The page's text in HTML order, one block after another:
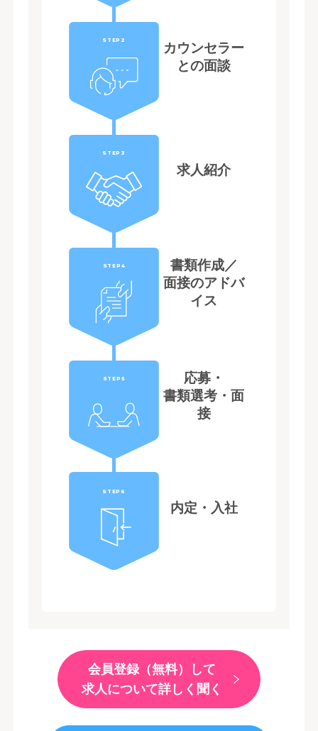
STEP2
カウンセラー
との面談
STEP3
求人紹介
STEP4
書類作成／
面接のアドバ
イス
STEP5
応募・
書類選考・面
接
STEP6
内定・入社
会員登録（無料）して
求人について詳しく聞く